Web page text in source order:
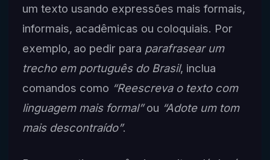
um texto usando expressões mais formais,
informais, acadêmicas ou coloquiais. Por
exemplo, ao pedir para parafrasear um
trecho em português do Brasil, inclua
comandos como “Reescreva o texto com
linguagem mais formal”ou “Adote um tom
mais descontraído”.